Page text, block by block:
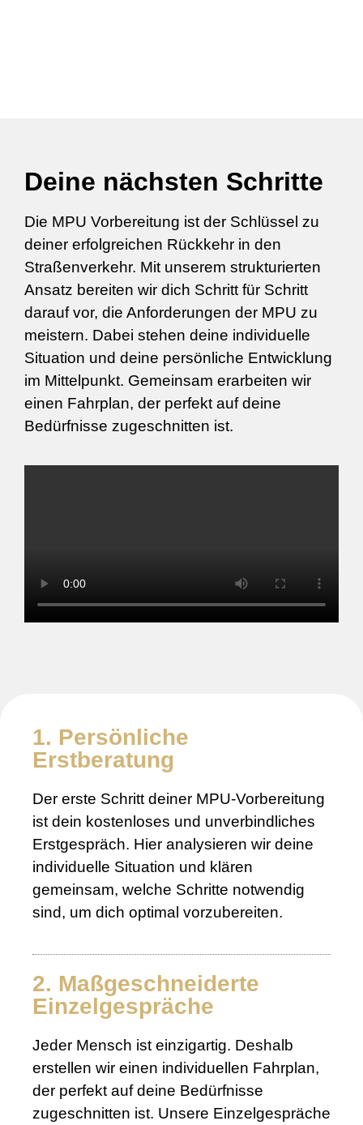
Deine nächsten Schritte
Die MPU Vorbereitung ist der Schlüssel zu
deiner erfolgreichen Rückkehr in den
Straßenverkehr. Mit unserem strukturierten
Ansatz bereiten wir dich Schritt für Schritt
darauf vor, die Anforderungen der MPU zu
meistern. Dabei stehen deine individuelle
Situation und deine persönliche Entwicklung
im Mittelpunkt. Gemeinsam erarbeiten wir
einen Fahrplan, der perfekt auf deine
Bedürfnisse zugeschnitten ist.
1. Persönliche
Erstberatung
Der erste Schritt deiner MPU-Vorbereitung
ist dein kostenloses und unverbindliches
Erstgespräch. Hier analysieren wir deine
individuelle Situation und klären
gemeinsam, welche Schritte notwendig
sind, um dich optimal vorzubereiten.
2. Maßgeschneiderte
Einzelgespräche
Jeder Mensch ist einzigartig. Deshalb
erstellen wir einen individuellen Fahrplan,
der perfekt auf deine Bedürfnisse
zugeschnitten ist. Unsere Einzelgespräche